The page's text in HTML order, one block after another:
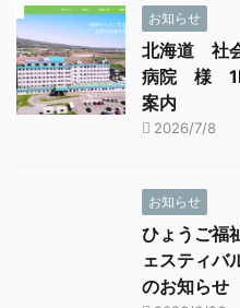
お知らせ
北海道 社
病院 様
案内
2026/7/8
お知らせ
ひょうご福
ェスティ
のお知らせ